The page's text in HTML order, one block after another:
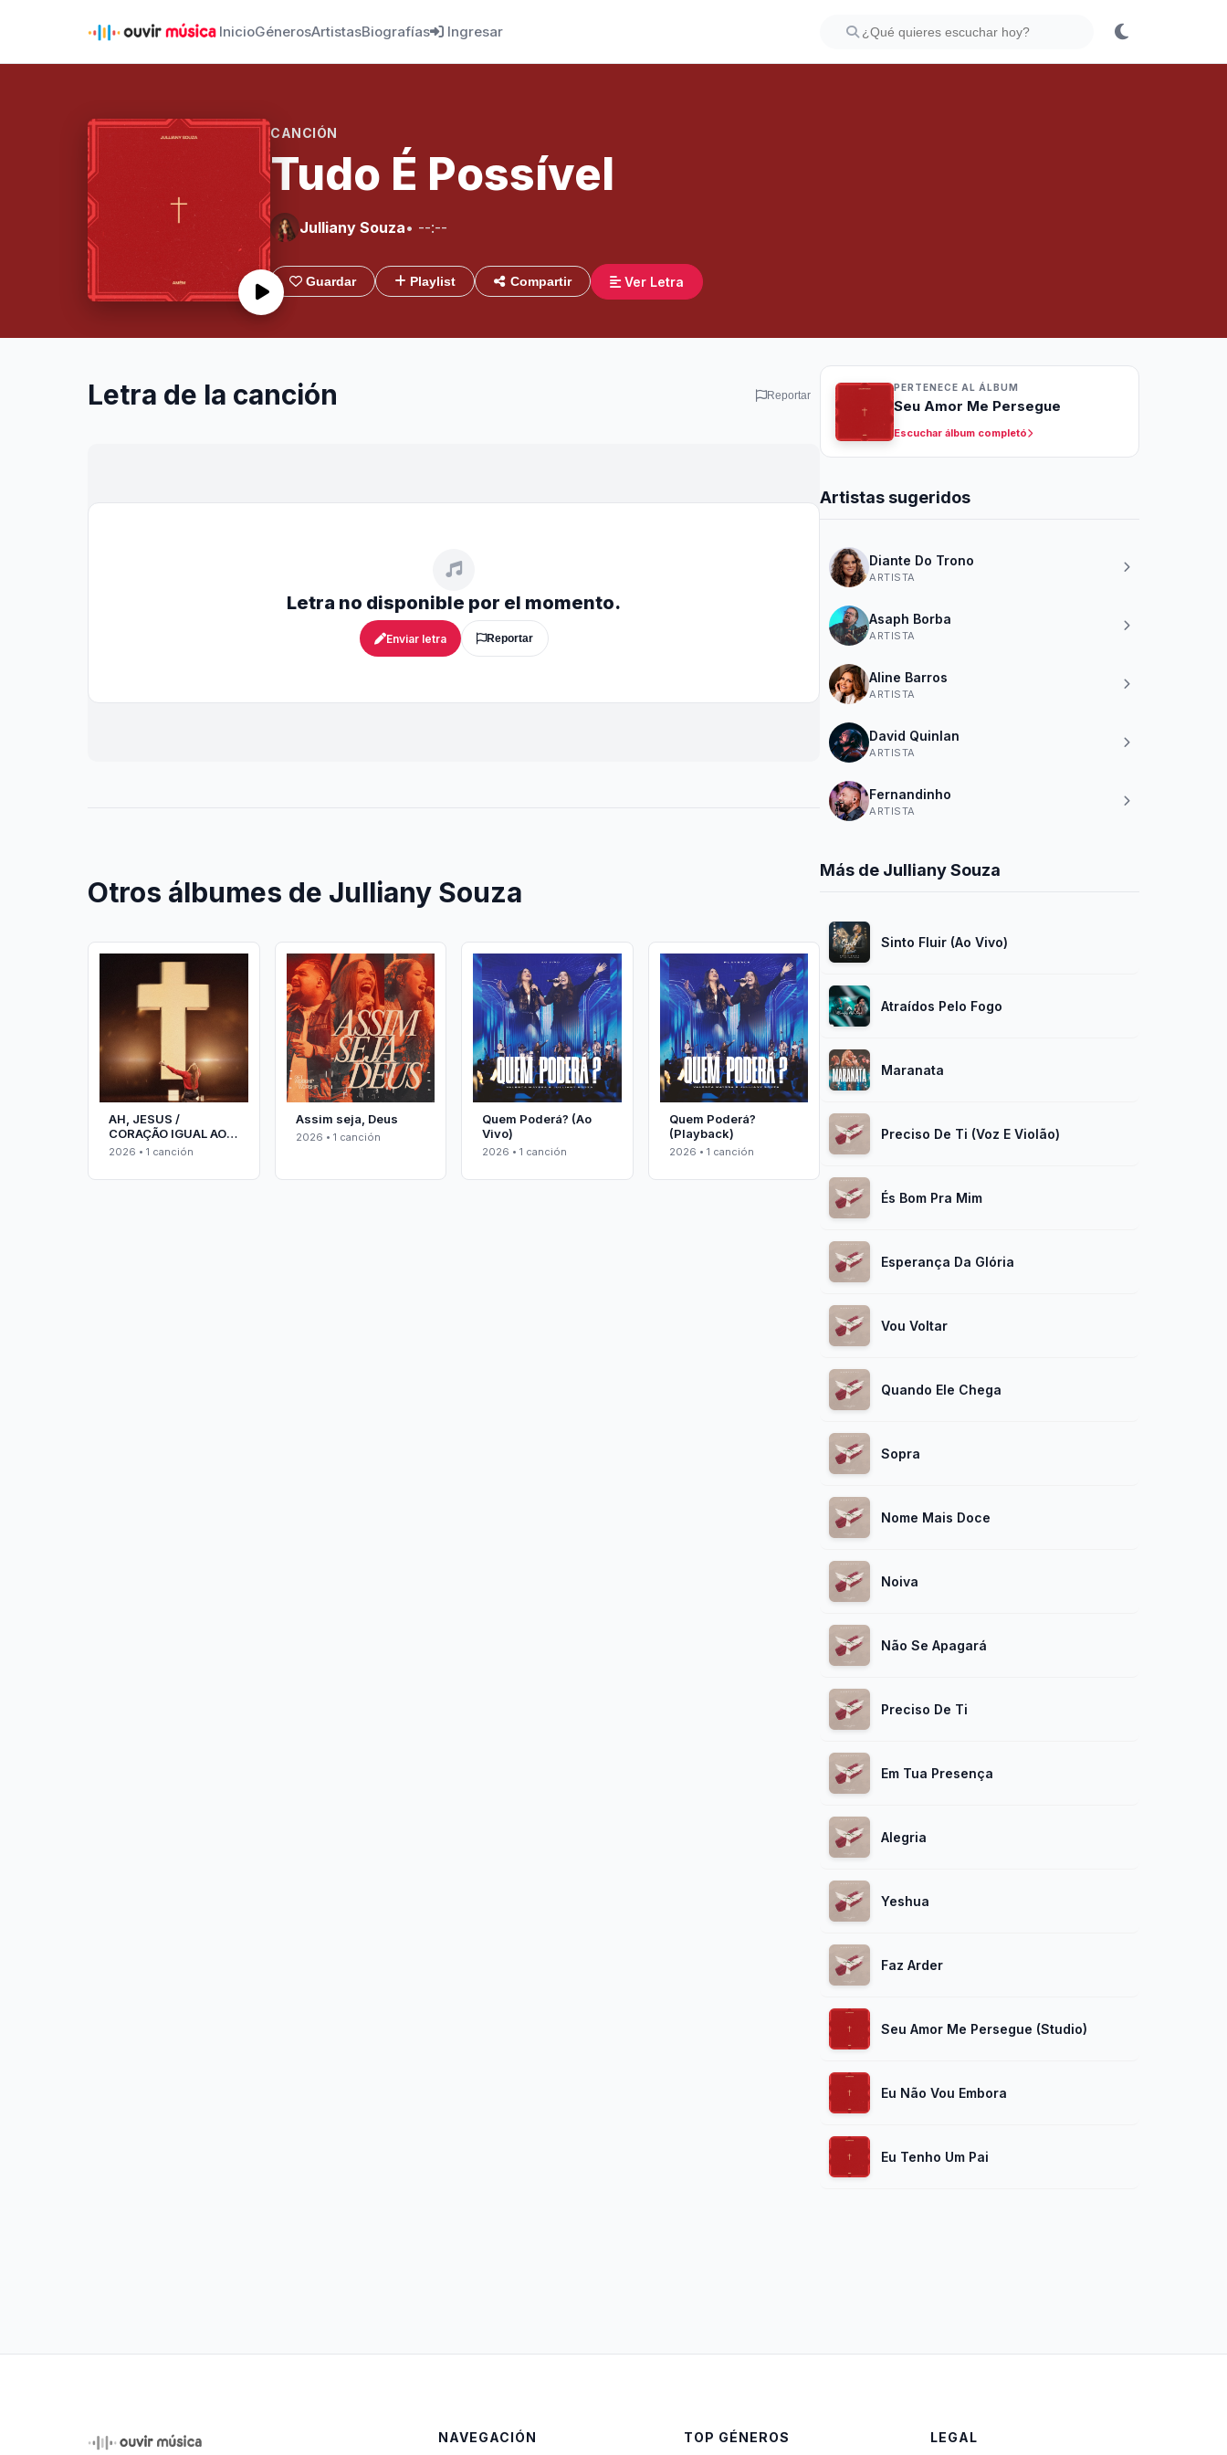
InicioGénerosArtistasBiografías Ingresar
CANCIÓN
Tudo É Possível
Julliany Souza• --:--
Guardar Playlist Compartir Ver Letra
Letra de la canción Reportar
Letra no disponible por el momento.
Enviar letra Reportar
Otros álbumes de Julliany Souza
AH, JESUS /
CORAÇÃO IGUAL AO
TEU
2026 • 1 canción
Assim seja, Deus
2026 • 1 canción
Quem Poderá? (Ao
Vivo)
2026 • 1 canción
Quem Poderá?
(Playback)
2026 • 1 canción
PERTENECE AL ÁLBUM
Seu Amor Me Persegue
Escuchar álbum completó
Artistas sugeridos
Diante Do Trono
ARTISTA
Asaph Borba
ARTISTA
Aline Barros
ARTISTA
David Quinlan
ARTISTA
Fernandinho
ARTISTA
Más de Julliany Souza
Sinto Fluir (Ao Vivo)
Atraídos Pelo Fogo
Maranata
Preciso De Ti (Voz E Violão)
És Bom Pra Mim
Esperança Da Glória
Vou Voltar
Quando Ele Chega
Sopra
Nome Mais Doce
Noiva
Não Se Apagará
Preciso De Ti
Em Tua Presença
Alegria
Yeshua
Faz Arder
Seu Amor Me Persegue (Studio)
Eu Não Vou Embora
Eu Tenho Um Pai
NAVEGACIÓN TOP GÉNEROS LEGAL